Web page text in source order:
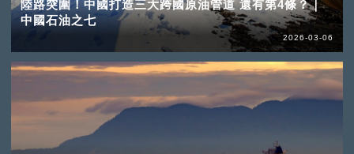
陸路突圍！中國打造三大跨國原油管道 還有第4條？｜
中國石油之七
2026-03-06